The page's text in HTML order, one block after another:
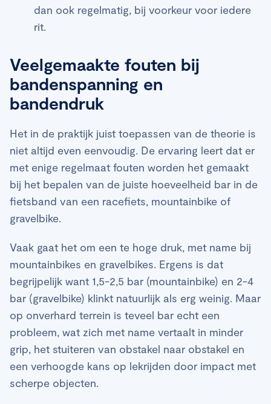
dan ook regelmatig, bij voorkeur voor iedere
rit.
Veelgemaakte fouten bij
bandenspanning en
bandendruk
Het in de praktijk juist toepassen van de theorie is
niet altijd even eenvoudig. De ervaring leert dat er
met enige regelmaat fouten worden het gemaakt
bij het bepalen van de juiste hoeveelheid bar in de
fietsband van een racefiets, mountainbike of
gravelbike.
Vaak gaat het om een te hoge druk, met name bij
mountainbikes en gravelbikes. Ergens is dat
begrijpelijk want 1,5-2,5 bar (mountainbike) en 2-4
bar (gravelbike) klinkt natuurlijk als erg weinig. Maar
op onverhard terrein is teveel bar echt een
probleem, wat zich met name vertaalt in minder
grip, het stuiteren van obstakel naar obstakel en
een verhoogde kans op lekrijden door impact met
scherpe objecten.